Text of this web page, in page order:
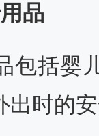
品
包括婴
出时的